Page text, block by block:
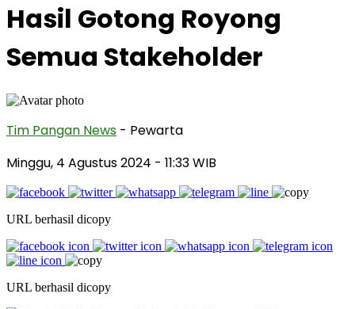
Hasil Gotong Royong
Semua Stakeholder
Tim Pangan News - Pewarta
Minggu, 4 Agustus 2024 - 11:33 WIB
URL berhasil dicopy
URL berhasil dicopy